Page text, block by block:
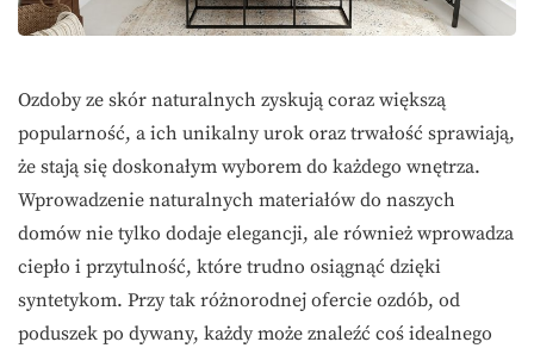
Ozdoby ze skór naturalnych zyskują coraz większą
popularność, a ich unikalny urok oraz trwałość sprawiają,
że stają się doskonałym wyborem do każdego wnętrza.
Wprowadzenie naturalnych materiałów do naszych
domów nie tylko dodaje elegancji, ale również wprowadza
ciepło i przytulność, które trudno osiągnąć dzięki
syntetykom. Przy tak różnorodnej ofercie ozdób, od
poduszek po dywany, każdy może znaleźć coś idealnego